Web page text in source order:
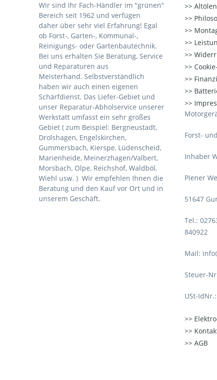
Wir sind Ihr Fach-Händler im "grünen"
Bereich seit 1962 und verfügen
daher über sehr viel Erfahrung! Egal
ob Forst-, Garten-, Kommunal-,
Reinigungs- oder Gartenbautechnik.
Bei uns erhalten Sie Beratung, Service
und Reparaturen aus
Meisterhand. Selbstverständlich
haben wir auch einen eigenen
Schärfdienst. Das Liefer-Gebiet und
unser Reparatur-Abholservice unserer
Werkstatt umfasst ein sehr großes
Gebiet ( zum Beispiel: Bergneustadt,
Drolshagen, Engelskirchen,
Gummersbach, Kierspe, Lüdenscheid,
Marienheide, Meinerzhagen/Valbert,
Morsbach, Olpe, Reichshof, Waldböl,
Wiehl usw. ) Wir empfehlen Ihnen die
Beratung und den Kauf vor Ort und in
unserem Geschäft.
Forst-
Inhaber
Piener
51647
Tel.:
840922
Mail:
Steuer-
USt-
AGB